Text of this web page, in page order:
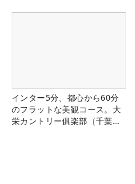
インター5分、都心から60分
のフラットな美観コース。大
栄カントリー俱楽部（千葉